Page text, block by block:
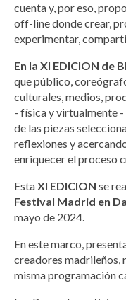
cuenta y, por eso,
off-line donde crear,
experimentar,
En la XI EDICION de
que público,
culturales, medios,
- física y virtualmente
de las piezas
reflexiones y
enriquecer el proceso
EstaXI EDICION se
Festival Madrid en
mayo de 2024.
En este marco,
creadores madrileños,
misma programación